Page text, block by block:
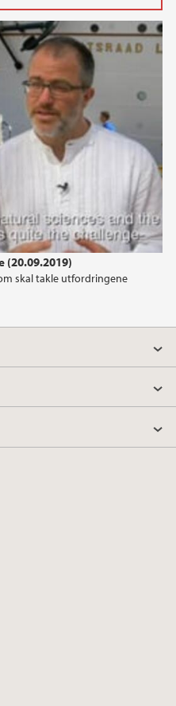
(20.09.2019)
skal takle utfordringene
(1)
(1)
(1)
(2)